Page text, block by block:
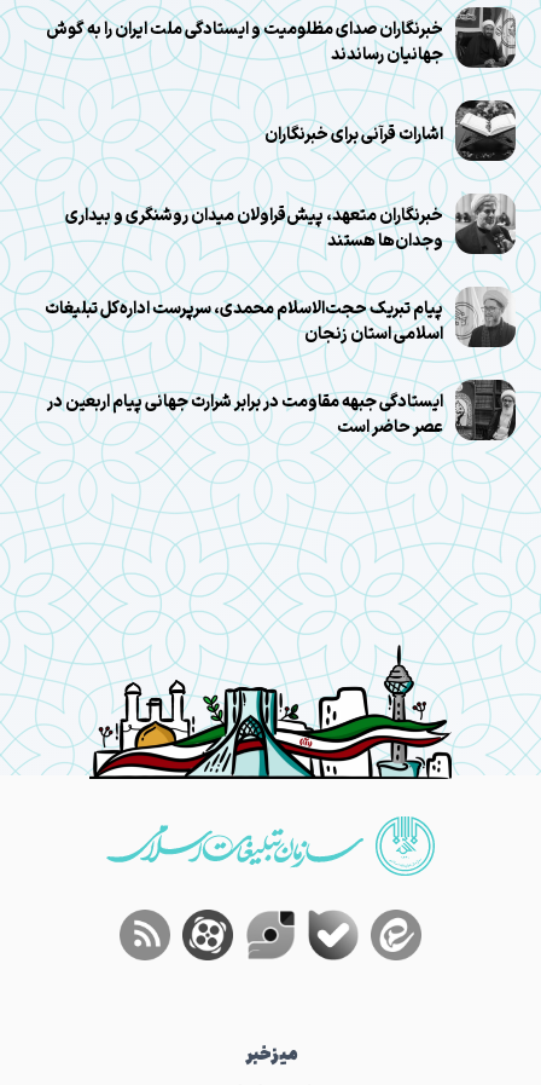
خبرنگاران صدای مظلومیت و ایستادگی ملت ایران را به گوش
جهانیان رساندند
اشارات قرآنی برای خبرنگاران
خبرنگاران متعهد، پیش‌قراولان میدان روشنگری و بیداری
وجدان‌ها هستند
پیام تبریک حجت‌الاسلام محمدی، سرپرست اداره‌کل تبلیغات
اسلامی استان زنجان
ایستادگی جبهه مقاومت در برابر شرارت جهانی پیام اربعین در
عصر حاضر است
میز‌خبر